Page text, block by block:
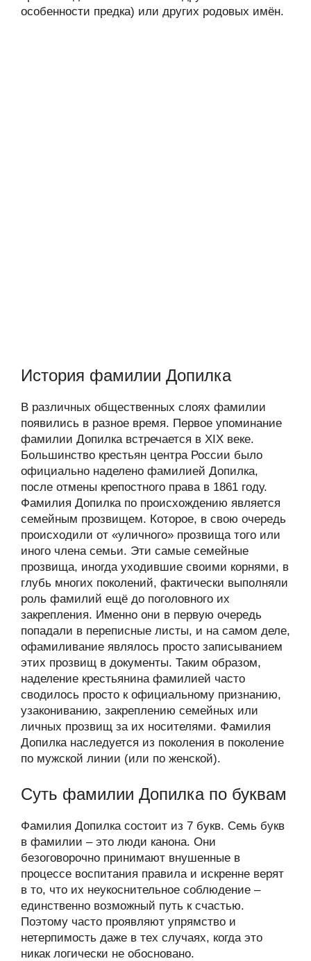
особенности предка) или других родовых имён.
История фамилии Допилка
В различных общественных слоях фамилии
появились в разное время. Первое упоминание
фамилии Допилка встречается в XIX веке.
Большинство крестьян центра России было
официально наделено фамилией Допилка,
после отмены крепостного права в 1861 году.
Фамилия Допилка по происхождению является
семейным прозвищем. Которое, в свою очередь
происходили от «уличного» прозвища того или
иного члена семьи. Эти самые семейные
прозвища, иногда уходившие своими корнями, в
глубь многих поколений, фактически выполняли
роль фамилий ещё до поголовного их
закрепления. Именно они в первую очередь
попадали в переписные листы, и на самом деле,
офамиливание являлось просто записыванием
этих прозвищ в документы. Таким образом,
наделение крестьянина фамилией часто
сводилось просто к официальному признанию,
узакониванию, закреплению семейных или
личных прозвищ за их носителями. Фамилия
Допилка наследуется из поколения в поколение
по мужской линии (или по женской).
Суть фамилии Допилка по буквам
Фамилия Допилка состоит из 7 букв. Семь букв
в фамилии – это люди канона. Они
безоговорочно принимают внушенные в
процессе воспитания правила и искренне верят
в то, что их неукоснительное соблюдение –
единственно возможный путь к счастью.
Поэтому часто проявляют упрямство и
нетерпимость даже в тех случаях, когда это
никак логически не обосновано.